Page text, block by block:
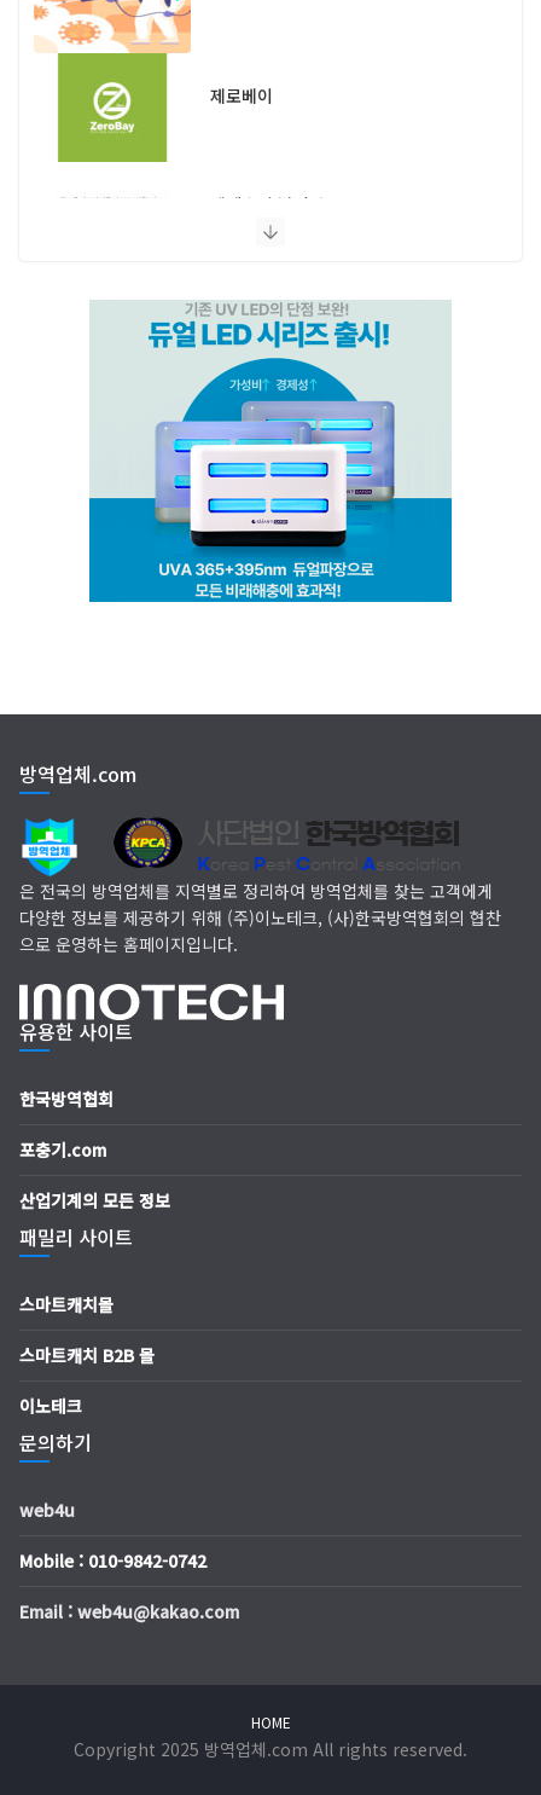
제로베이
엔페스 충남지사
(주)비타솔루션
세화방역
(주)씨아이엠
(주)다잘방역
방역업체.com
은 전국의 방역업체를 지역별로 정리하여 방역업체를 찾는 고객에게
다양한 정보를 제공하기 위해 (주)이노테크, (사)한국방역협회의 협찬
으로 운영하는 홈페이지입니다.
유용한 사이트
한국방역협회
포충기.com
산업기계의 모든 정보
패밀리 사이트
스마트캐치몰
스마트캐치 B2B 몰
이노테크
문의하기
web4u
Mobile : 010-9842-0742
Email : web4u@kakao.com
HOME
Copyright 2025 방역업체.com All rights reserved.